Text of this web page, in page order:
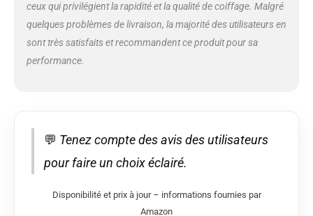
ceux qui privilégient la rapidité et la qualité de coiffage. Malgré
quelques problèmes de livraison, la majorité des utilisateurs en
sont très satisfaits et recommandent ce produit pour sa
performance.
💬 Tenez compte des avis des utilisateurs
pour faire un choix éclairé.
Disponibilité et prix à jour – informations fournies par
Amazon